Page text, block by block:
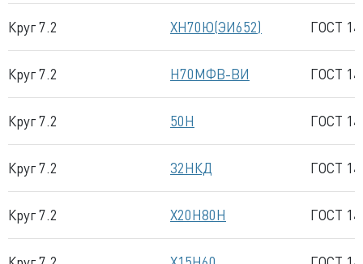
Круг 7.2 ХН70Ю(ЭИ652) ГОСТ
Круг 7.2 Н70МФВ-ВИ ГОСТ
Круг 7.2 50Н ГОСТ
Круг 7.2 32НКД ГОСТ
Круг 7.2 Х20Н80Н ГОСТ